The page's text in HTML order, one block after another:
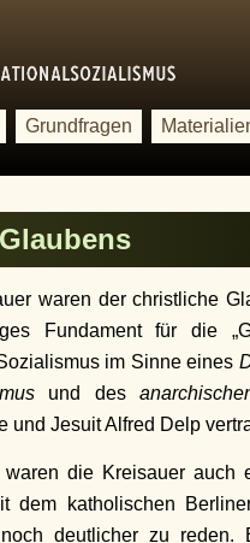
Grundfragen
waren der christliche
Fundament für die
im Sinne eines
und des
und Jesuit Alfred Delp
waren die Kreisauer auch
dem katholischen
deutlicher zu reden.